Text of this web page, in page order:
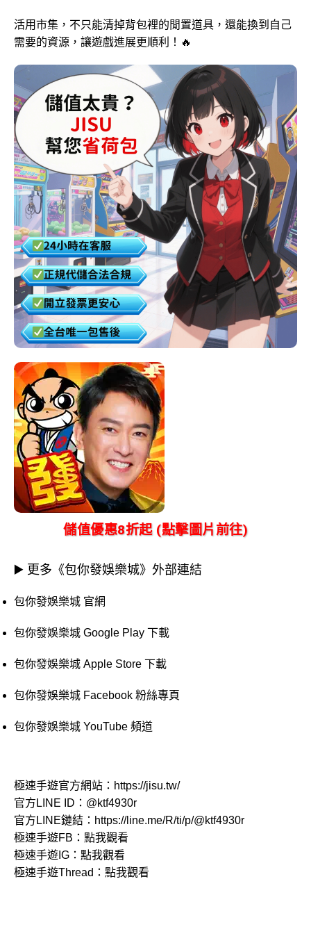
活用市集，不只能清掉背包裡的閒置道具，還能換到自己
需要的資源，讓遊戲進展更順利！🔥
儲值優惠8折起 (點擊圖片前往)
▶️ 更多《包你發娛樂城》外部連結
包你發娛樂城 官網
包你發娛樂城 Google Play 下載
包你發娛樂城 Apple Store 下載
包你發娛樂城 Facebook 粉絲專頁
包你發娛樂城 YouTube 頻道
極速手遊官方網站： https://jisu.tw/
官方LINE ID： @ktf4930r
官方LINE鏈結： https://line.me/R/ti/p/@ktf4930r
極速手遊FB： 點我觀看
極速手遊IG： 點我觀看
極速手遊Thread： 點我觀看